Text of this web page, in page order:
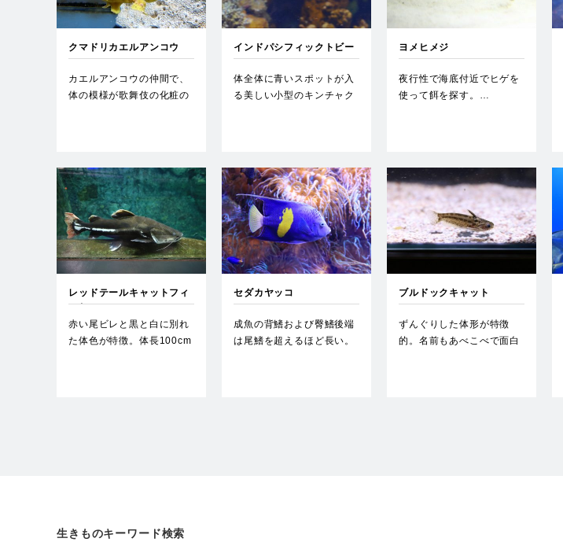
クマドリカエルアンコウ
カエルアンコウの仲間で、
体の模様が歌舞伎の化粧の
インドパシフィックトビー
体全体に青いスポットが入
る美しい小型のキンチャク
ヨメヒメジ
夜行性で海底付近でヒゲを
使って餌を探す。…
レッドテールキャットフィ
ッシュ
赤い尾ビレと黒と白に別れ
た体色が特徴。体長100cm
セダカヤッコ
成魚の背鰭および臀鰭後端
は尾鰭を超えるほど長い。
ブルドックキャット
ずんぐりした体形が特徴
的。名前もあべこべで面白
生きものキーワード検索